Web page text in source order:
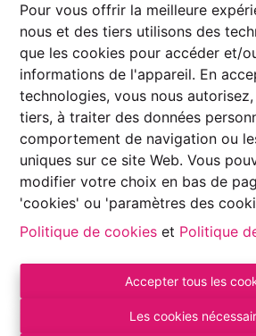
Pour vous offrir la meilleure
nous et des tiers utilisons des
que les cookies pour accéder et/
informations de l'appareil. En
technologies, vous nous
tiers, à traiter des données
comportement de navigation ou
uniques sur ce site Web. Vous
modifier votre choix en bas de
'cookies' ou 'paramètres des
Politique de cookies et Politique
Accepter tous les
Les cookies
À Vendre
Autorité de surveillance:
du Luxembourg 16 B – 1000